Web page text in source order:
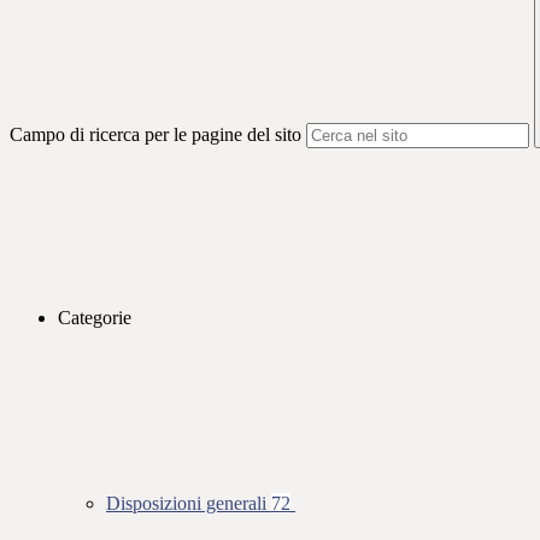
Campo di ricerca per le pagine del sito
Categorie
Disposizioni generali 72